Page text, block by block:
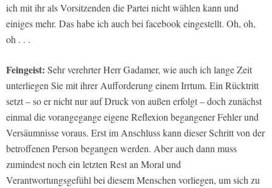
ich mit ihr als Vorsitzenden die Partei nicht wählen kann und
einiges mehr. Das habe ich auch bei facebook eingestellt. Oh, oh,
oh . . .
Feingeist: Sehr verehrter Herr Gadamer, wie auch ich lange Zeit
unterliegen Sie mit ihrer Aufforderung einem Irrtum. Ein Rücktritt
setzt – so er nicht nur auf Druck von außen erfolgt – doch zunächst
einmal die vorangegange eigene Reflexion begangener Fehler und
Versäumnisse voraus. Erst im Anschluss kann dieser Schritt von der
betroffenen Person begangen werden. Aber auch dann muss
zumindest noch ein letzten Rest an Moral und
Verantwortungsgefühl bei diesem Menschen vorliegen, um sich zu